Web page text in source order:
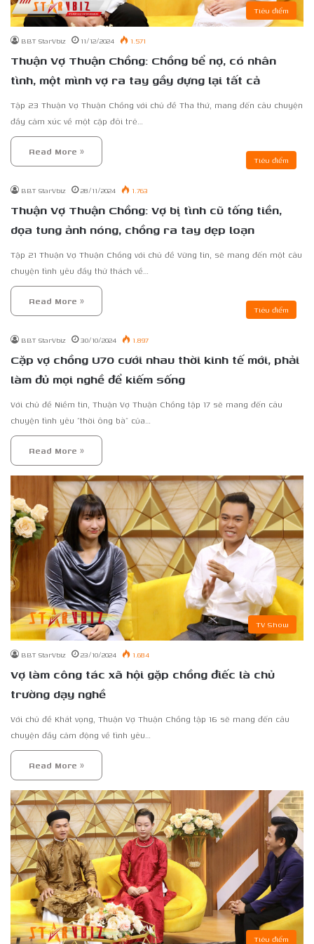
Tiêu điểm
BBT StarVbiz 11/12/2024 1.571
Thuận Vợ Thuận Chồng: Chồng bể nợ, có nhân
tình, một mình vợ ra tay gầy dựng lại tất cả
Tập 23 Thuận Vợ Thuận Chồng với chủ đề Tha thứ, mang đến câu chuyện
đầy cảm xúc về một cặp đôi trẻ…
Read More »
Tiêu điểm
BBT StarVbiz 28/11/2024 1.763
Thuận Vợ Thuận Chồng: Vợ bị tình cũ tống tiền,
dọa tung ảnh nóng, chồng ra tay dẹp loạn
Tập 21 Thuận Vợ Thuận Chồng với chủ đề Vững tin, sẽ mang đến một câu
chuyện tình yêu đầy thử thách về…
Read More »
Tiêu điểm
BBT StarVbiz 30/10/2024 1.897
Cặp vợ chồng U70 cưới nhau thời kinh tế mới, phải
làm đủ mọi nghề để kiếm sống
Với chủ đề Niềm tin, Thuận Vợ Thuận Chồng tập 17 sẽ mang đến câu
chuyện tình yêu “thời ông bà” của…
Read More »
TV Show
BBT StarVbiz 23/10/2024 1.684
Vợ làm công tác xã hội gặp chồng điếc là chủ
trường dạy nghề
Với chủ đề Khát vọng, Thuận Vợ Thuận Chồng tập 16 sẽ mang đến câu
chuyện đầy cảm động về tình yêu…
Read More »
Tiêu điểm